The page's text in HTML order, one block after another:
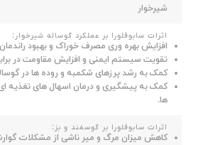
شیرخوار
اثرات سابوفلورا بر عملکرد گوساله شیرخوار:
افزایش بهره وری مصرف خوراک و بهبود
تقویت سیستم ایمنی و افزایش مقاومت در
کمک به رشد پرزهای شکمبه و روده ها در
کمک به پیشگیری و درمان اسهال های تغذیه
ها.
اثرات سابوفلورا بر گوسفند و بز:
کاهش میزان مرگ و میر ناشی از مشکلات